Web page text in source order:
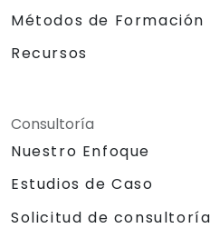
Métodos de Formación
Recursos
Consultoría
Nuestro Enfoque
Estudios de Caso
Solicitud de consultoría